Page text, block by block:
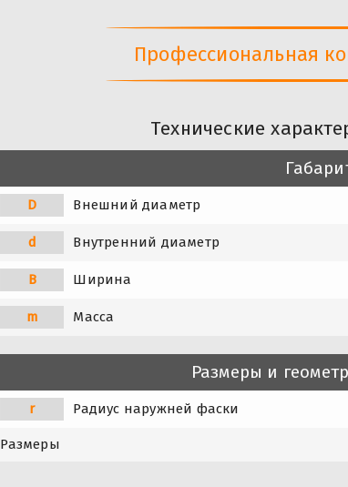
Профессиональная
Технические
D Внешний диаметр
d Внутренний диаметр
B Ширина
m Масса
Размеры и
r Радиус наружней фаски
Размеры